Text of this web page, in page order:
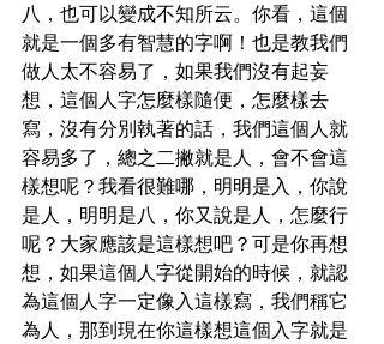
八，也可以變成不知所云。你看，這個
就是一個多有智慧的字啊！也是教我們
做人太不容易了，如果我們沒有起妄
想，這個人字怎麼樣隨便，怎麼樣去
寫，沒有分別執著的話，我們這個人就
容易多了，總之二撇就是人，會不會這
樣想呢？我看很難哪，明明是入，你說
是人，明明是八，你又說是人，怎麼行
呢？大家應該是這樣想吧？可是你再想
想，如果這個人字從開始的時候，就認
為這個人字一定像入這樣寫，我們稱它
為人，那到現在你這樣想這個入字就是